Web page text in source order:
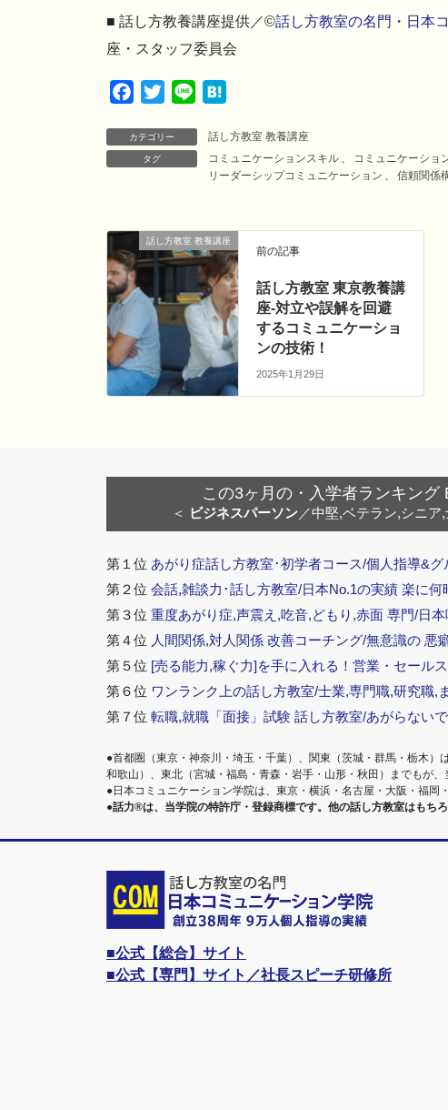
■ 話し方教養講座提供／©話し方教室の名門・日本
座・スタッフ委員会
c
o
k
i
r
e
t
e
n
カテゴリー 話し方教室 教養講座
タグ コミュニケーションスキル コミュニケーショ
リーダーシップコミュニケーション
信頼関係
話し方教室 教養講座
前の記事
話し方教室 東京教養講
座-対立や誤解を回避
するコミュニケーショ
ンの技術！
2025年1月29日
この3ヶ月の・入学者ランキング
＜ ビジネスパーソン／中堅,ベテラン,シニア
第１位 あがり症話し方教室･初学者コース/個人指導&
第２位 会話,雑談力･話し方教室/日本No.1の実績 楽に何
第３位 重度あがり症,声震え,吃音,どもり,赤面 専門/日
第４位 人間関係,対人関係 改善コーチング/無意識の 悪
第５位 [売る能力,稼ぐ力]を手に入れる！営業・セール
第６位 ワンランク上の話し方教室/士業,専門職,研究職,
第７位 転職,就職「面接」試験 話し方教室/あがらない
●首都圏（東京・神奈川・埼玉・千葉）、関東（茨城・群馬・栃木
和歌山）、東北（宮城・福島・青森・岩手・山形・秋田）までもが
●日本コミュニケーション学院は、東京・横浜・名古屋・大阪・福岡
●話力®は、当学院の特許庁・登録商標です。他の話し方教室はもち
■公式【総合】サイト
■公式【専門】サイト／社長スピーチ研修所